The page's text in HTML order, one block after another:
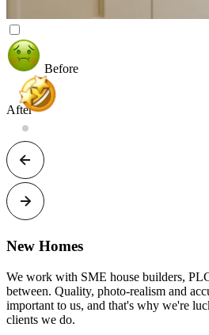
Before
After
New Homes​​​​‌ ‍ ​‍​‍‌‍ ‌ ​‍‌‍‍‌‌‍‌ ‌‍‍‌‌‍ ‍​‍​‍​ ‍‍​‍​‍‌ ​ ‌‍​‌‌‍ ‍‌‍‍‌‌ ‌​‌ ‍‌​‍ ‍‌‍‍‌‌‍ ​‍​‍​‍ ​​‍​‍‌‍‍​‌ ​‍‌‍‌‌‌‍‌‍​‍​‍​ ‍‍​‍​‍​‍ ‌‍​‌‌‍‌​‌‍ ‌‌‍‍‌‌‍ ‍​‍ ‌‍‍‌‌‍ ‍‌ ‌​‌‍‌‌‌‍ ‍‌ ‌​​‍ ‌‍‌‌‌‍‌​‌‍‍‌‌ ‌​​‍ ‌‍ ‌‌‍ ‌‍‌​‌‍‌‌​ ‌‌ ​​‌ ​‍‌‍‌‌‌ ​ ‌‍‌‌‌‍ ‍‌ ‌​‌‍​‌‌ ‌​‌‍‍‌‌‍ ‌‍ ‍​ ‍ ‌‍‍‌‌‍‌​​ ‌‌‍‍​‌‍ ‌‍ ‌‌‍‌‌​ ‍ ‌ ‌​‌ ‍‌‌ ​​‌‍‌‌​ ‌‌‍‍​‌‍ ‌‍ ‌‌‍‌‌​ ‍ ‌ ​​‌‍​‌‌ ‌​‌‍‍​​ ‌‌‍​ ‌‍ ‌‍ ‍‌ ‌​‌‍‌‌‌‍ ‍‌ ‌​​‍‌‌​ ‌‌‌​​‍‌‌ ‌‍‍ ‌‍‌‌‌ ‍‌​‍‌‌​ ​ ‌​‌​​‍‌‌​ ​ ‌​‌​​‍‌‌​ ​‍​ ​‍​ ​​‌‍‌‍​ ‌‌‌‍‌​​ ‍​​ ​​‌‍​‍​ ‌‍‌‍‌‍​ ‌‍​ ‌‍​ ​‌​‍‌‌​ ​‍​ ​‍​‍‌‌​ ‌‌‌​‌​​‍ ‍‌‍ ​‌‍‍‌‌ ​ ‌ ‌​​‍‌‌​ ‌‌‌​​‍‌‌ ‌‍‍ ‌‍‌‌‌ ‍‌​‍‌‌​ ​ ‌​‌​​‍‌‌​ ​ ‌​‌​​‍‌‌​ ​‍​ ​‍​ ‌​‌‍‌‍‌‍‌​​ ‌‌‌‍‌‌‌‍​‌​ ‌‌‌‍​‍​ ‌​​ ​ ​ ‍​​ ​‍​‍‌‌​ ​‍​ ​‍​‍‌‌​ ‌‌‌​‌​​‍ ‍‌ ‌​‌‍‍‌‌ ‌​‌‍ ​‌‍‌‌​‍‌‌​ ‌‌‌​​‍‌‌ ‌‍‍ ‌‍‌‌‌ ‍‌​‍‌‌​ ​ ‌​‌​​‍‌‌​ ​ ‌​‌​​‍‌‌​ ​‍​ ​‍​ ‍​‌‍​ ‌‍​‍‌‍​ ​ ‍​​ ‌ ​ ‍‌​ ‍​​ ​‍​ ‌ ​ ​​​ ‌‌​‍‌‌​ ​‍​ ​‍​‍‌‌​ ‌‌‌​‌​​‍ ‍‌‍​ ‌‍‍​‌‍‍‌‌‍ ​‌‍‌​‌ ​‍‌‍‌‌‌‍ ‍​‍‌‌​ ‌‌‌​​‍‌‌ ‌‍‍ ‌‍‌‌‌ ‍‌​‍‌‌​ ​ ‌​‌​​‍‌‌​ ​ ‌​‌​​‍‌‌​ ​‍​ ​‍​ ‌‌‌‍‌‍​ ​‌​ ​‍​ ‍​​ ‌ ‌‍‌‍​ ‍‌​ ‍​​ ‍‌​ ‌‍​ ​ ​‍‌‌​ ​‍​ ​‍​‍‌‌​ ‌‌‌​‌​​‍ ‍‌ ‌​‌‍‌‌‌ ‍​‌ ‌​​ ‌‍​‍‌‍​‌‌ ​ ‌‍‌‌‌‌‌‌‌ ​‍‌‍ ​​ ‌​‍‌‌​ ​‍‌​‌‍‌‍​‌‌‍‌​‌‍ ‌‌‍‍‌‌‍ ‍​‍‌‍‌‍‍‌‌‍‌​​ ‌‌‍‍​‌‍ ‌‍ ‌‌‍‌‌​‍‌‍‌ ‌​‌ ‍‌‌ ​​‌‍‌‌​ ‌‌‍‍​‌‍ ‌‍ ‌‌‍‌‌​‍‌‍‌ ​​‌‍​‌‌ ‌​‌‍‍​​ ‌‌‍​ ‌‍ ‌‍ ‍‌ ‌​‌‍‌‌‌‍ ‍‌ ‌​​‍‌‌​ ‌‌‌​​‍‌‌ ‌‍‍ ‌‍‌‌‌ ‍‌​‍‌‌​ ​ ‌​‌​​‍‌‌​ ​ ‌​‌​​‍‌‌​ ​‍​ ​‍​ ​​‌‍‌‍​ ‌‌‌‍‌​​ ‍​​ ​​‌‍​‍​ ‌‍‌‍‌‍​ ‌‍​ ‌‍​ ​‌​‍‌‌​ ​‍​ ​‍​‍‌‌​ ‌‌‌​‌​​‍ ‍‌‍ ​‌‍‍‌‌ ​ ‌ ‌​​‍‌‌​ ‌‌‌​​‍‌‌ ‌‍‍ ‌‍‌‌‌ ‍‌​‍‌‌​ ​ ‌​‌​​‍‌‌​ ​ ‌​‌​​‍‌‌​ ​‍​ ​‍​ ‌​‌‍‌‍‌‍‌​​ ‌‌‌‍‌‌‌‍​‌​ ‌‌‌‍​‍​ ‌​​ ​ ​ ‍​​ ​‍​‍‌‌​ ​‍​ ​‍​‍‌‌​ ‌‌‌​‌​​‍ ‍‌ ‌​‌‍‍‌‌ ‌​‌‍ ​‌‍‌‌​‍‌‌​ ‌‌‌​​‍‌‌ ‌‍‍ ‌‍‌‌‌ ‍‌​‍‌‌​ ​ ‌​‌​​‍‌‌​ ​ ‌​‌​​‍‌‌​ ​‍​ ​‍​ ‍​‌‍​ ‌‍​‍‌‍​ ​ ‍​​ ‌ ​ ‍‌​ ‍​​ ​‍​ ‌ ​ ​​​ ‌‌​‍‌‌​ ​‍​ ​‍​‍‌‌​ ‌‌‌​‌​​‍ ‍‌‍​ ‌‍‍​‌‍‍‌‌‍ ​‌‍‌​‌ ​‍‌‍‌‌‌‍ ‍​‍‌‌​ ‌‌‌​​‍‌‌ ‌‍‍ ‌‍‌‌‌ ‍‌​‍‌‌​ ​ ‌​‌​​‍‌‌​ ​ ‌​‌​​‍‌‌​ ​‍​ ​‍​ ‌‌‌‍‌‍​ ​‌​ ​‍​ ‍​​ ‌ ‌‍‌‍​ ‍‌​ ‍​​ ‍‌​ ‌‍​ ​ ​‍‌‌​ ​‍​ ​‍​‍‌‌​ ‌‌‌​‌​​‍ ‍‌ ‌​‌‍‌‌‌ ‍​‌ ‌​​‍‌‍‌ ​​‌‍‌‌‌ ​‍‌ ​ ‌ ​​‌‍‌‌‌‍​ ‌ ‌​‌‍‍‌‌ ‌‍‌‍‌‌​ ‌‌ ​​‌ ‌‌‌‍​‍‌‍ ​‌‍‍‌‌ ​ ‌‍‍​‌‍‌‌‌‍‌​​‍​‍‌ ‌
We work with SME house builders,
between. Quality, photo-realism and
important to us, and that's why we're
clients we do. ​​​​‌ ‍ ​‍​‍‌‍ ‌ ​‍‌‍‍‌‌‍‌ ‌‍‍‌‌‍ ‍​‍​‍​ ‍‍​‍​‍‌ ​ ‌‍​‌‌‍ ‍‌‍‍‌‌ ‌​‌ ‍‌​‍ ‍‌‍‍‌‌‍ ​‍​‍​‍ ​​‍​‍‌‍‍​‌ ​‍‌‍‌‌‌‍‌‍​‍​‍​ ‍‍​‍​‍​‍ ‌‍​‌‌‍‌​‌‍ ‌‌‍‍‌‌‍ ‍​‍ ‌‍‍‌‌‍ ‍‌ ‌​‌‍‌‌‌‍ ‍‌ ‌​​‍ ‌‍‌‌‌‍‌​‌‍‍‌‌ ‌​​‍ ‌‍ ‌‌‍ ‌‍‌​‌‍‌‌​ ‌‌ ​​‌ ​‍‌‍‌‌‌ ​ ‌‍‌‌‌‍ ‍‌ ‌​‌‍​‌‌ ‌​‌‍‍‌‌‍ ‌‍ ‍​ ‍ ‌‍‍‌‌‍‌​​ ‌‌‍‍​‌‍ ‌‍ ‌‌‍‌‌​ ‍ ‌ ‌​‌ ‍‌‌ ​​‌‍‌‌​ ‌‌‍‍​‌‍ ‌‍ ‌‌‍‌‌​ ‍ ‌ ​​‌‍​‌‌ ‌​‌‍‍​​ ‌‌‍​ ‌‍ ‌‍ ‍‌ ‌​‌‍‌‌‌‍ ‍‌ ‌​​‍‌‌​ ‌‌‌​​‍‌‌ ‌‍‍ ‌‍‌‌‌ ‍‌​‍‌‌​ ​ ‌​‌​​‍‌‌​ ​ ‌​‌​​‍‌‌​ ​‍​ ​‍​ ​​‌‍‌‍​ ‌‌‌‍‌​​ ‍​​ ​​‌‍​‍​ ‌‍‌‍‌‍​ ‌‍​ ‌‍​ ​‌​‍‌‌​ ​‍​ ​‍​‍‌‌​ ‌‌‌​‌​​‍ ‍‌‍ ​‌‍‍‌‌ ​ ‌ ‌​​‍‌‌​ ‌‌‌​​‍‌‌ ‌‍‍ ‌‍‌‌‌ ‍‌​‍‌‌​ ​ ‌​‌​​‍‌‌​ ​ ‌​‌​​‍‌‌​ ​‍​ ​‍​ ‌​‌‍‌‍‌‍‌​​ ‌‌‌‍‌‌‌‍​‌​ ‌‌‌‍​‍​ ‌​​ ​ ​ ‍​​ ​‍​‍‌‌​ ​‍​ ​‍​‍‌‌​ ‌‌‌​‌​​‍ ‍‌ ​ ‌ ‌‌‌‍​‍‌ ‌​‌‍‍‌‌ ‌​‌‍ ​‌‍‌‌​‍‌‌​ ‌‌‌​​‍‌‌ ‌‍‍ ‌‍‌‌‌ ‍‌​‍‌‌​ ​ ‌​‌​​‍‌‌​ ​ ‌​‌​​‍‌‌​ ​‍​ ​‍​ ​​​ ‌ ​ ‌‌​ ‌‌‌‍‌‍‌‍​‌​ ​‍​ ‌‌‌‍​‌‌‍‌‌​ ‌​​ ‍​​‍‌‌​ ​‍​ ​‍​‍‌‌​ ‌‌‌​‌​​‍ ‍‌‍​ ‌‍‍​‌‍‍‌‌‍ ​‌‍‌​‌ ​‍‌‍‌‌‌‍ ‍​‍‌‌​ ‌‌‌​​‍‌‌ ‌‍‍ ‌‍‌‌‌ ‍‌​‍‌‌​ ​ ‌​‌​​‍‌‌​ ​ ‌​‌​​‍‌‌​ ​‍​ ​‍‌‍​‌‌‍‌​‌‍‌‍​ ‌​​ ‌‌​ ​​‌‍​‌​ ‌​​ ‌‌‌‍‌‍​ ‌ ‌‍‌‍​‍‌‌​ ​‍​ ​‍​‍‌‌​ ‌‌‌​‌​​‍ ‍‌ ‌​‌‍‌‌‌ ‍​‌ ‌​​ ‌‍​‍‌‍​‌‌ ​ ‌‍‌‌‌‌‌‌‌ ​‍‌‍ ​​ ‌​‍‌‌​ ​‍‌​‌‍‌‍​‌‌‍‌​‌‍ ‌‌‍‍‌‌‍ ‍​‍‌‍‌‍‍‌‌‍‌​​ ‌‌‍‍​‌‍ ‌‍ ‌‌‍‌‌​‍‌‍‌ ‌​‌ ‍‌‌ ​​‌‍‌‌​ ‌‌‍‍​‌‍ ‌‍ ‌‌‍‌‌​‍‌‍‌ ​​‌‍​‌‌ ‌​‌‍‍​​ ‌‌‍​ ‌‍ ‌‍ ‍‌ ‌​‌‍‌‌‌‍ ‍‌ ‌​​‍‌‌​ ‌‌‌​​‍‌‌ ‌‍‍ ‌‍‌‌‌ ‍‌​‍‌‌​ ​ ‌​‌​​‍‌‌​ ​ ‌​‌​​‍‌‌​ ​‍​ ​‍​ ​​‌‍‌‍​ ‌‌‌‍‌​​ ‍​​ ​​‌‍​‍​ ‌‍‌‍‌‍​ ‌‍​ ‌‍​ ​‌​‍‌‌​ ​‍​ ​‍​‍‌‌​ ‌‌‌​‌​​‍ ‍‌‍ ​‌‍‍‌‌ ​ ‌ ‌​​‍‌‌​ ‌‌‌​​‍‌‌ ‌‍‍ ‌‍‌‌‌ ‍‌​‍‌‌​ ​ ‌​‌​​‍‌‌​ ​ ‌​‌​​‍‌‌​ ​‍​ ​‍​ ‌​‌‍‌‍‌‍‌​​ ‌‌‌‍‌‌‌‍​‌​ ‌‌‌‍​‍​ ‌​​ ​ ​ ‍​​ ​‍​‍‌‌​ ​‍​ ​‍​‍‌‌​ ‌‌‌​‌​​‍ ‍‌ ​ ‌ ‌‌‌‍​‍‌ ‌​‌‍‍‌‌ ‌​‌‍ ​‌‍‌‌​‍‌‌​ ‌‌‌​​‍‌‌ ‌‍‍ ‌‍‌‌‌ ‍‌​‍‌‌​ ​ ‌​‌​​‍‌‌​ ​ ‌​‌​​‍‌‌​ ​‍​ ​‍​ ​​​ ‌ ​ ‌‌​ ‌‌‌‍‌‍‌‍​‌​ ​‍​ ‌‌‌‍​‌‌‍‌‌​ ‌​​ ‍​​‍‌‌​ ​‍​ ​‍​‍‌‌​ ‌‌‌​‌​​‍ ‍‌‍​ ‌‍‍​‌‍‍‌‌‍ ​‌‍‌​‌ ​‍‌‍‌‌‌‍ ‍​‍‌‌​ ‌‌‌​​‍‌‌ ‌‍‍ ‌‍‌‌‌ ‍‌​‍‌‌​ ​ ‌​‌​​‍‌‌​ ​ ‌​‌​​‍‌‌​ ​‍​ ​‍‌‍​‌‌‍‌​‌‍‌‍​ ‌​​ ‌‌​ ​​‌‍​‌​ ‌​​ ‌‌‌‍‌‍​ ‌ ‌‍‌‍​‍‌‌​ ​‍​ ​‍​‍‌‌​ ‌‌‌​‌​​‍ ‍‌ ‌​‌‍‌‌‌ ‍​‌ ‌​​‍‌‍‌ ​​‌‍‌‌‌ ​‍‌ ​ ‌ ​​‌‍‌‌‌‍​ ‌ ‌​‌‍‍‌‌ ‌‍‌‍‌‌​ ‌‌ ​​‌ ‌‌‌‍​‍‌‍ ​‌‍‍‌‌ ​ ‌‍‍​‌‍‌‌‌‍‌​​‍​‍‌ ‌